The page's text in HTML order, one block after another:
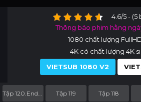
4.6/5 - (5
Thông báo phim hằng
1080 chất lượng
4K có chất lượng 4K
VIETSUB 1080 V2
Tập 119 Tập 118